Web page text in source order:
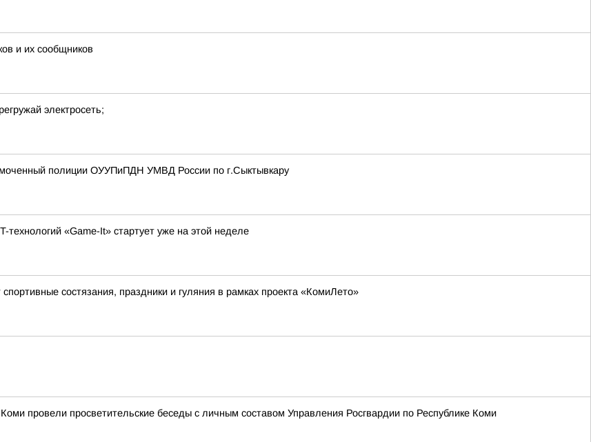
и их сообщников
электросеть;
полиции ОУУПиПДН УМВД России по г.Сыктывкару
«Game-It» стартует уже на этой неделе
состязания, праздники и гуляния в рамках проекта «КомиЛето»
провели просветительские беседы с личным составом Управления Росгвардии по Республике Коми